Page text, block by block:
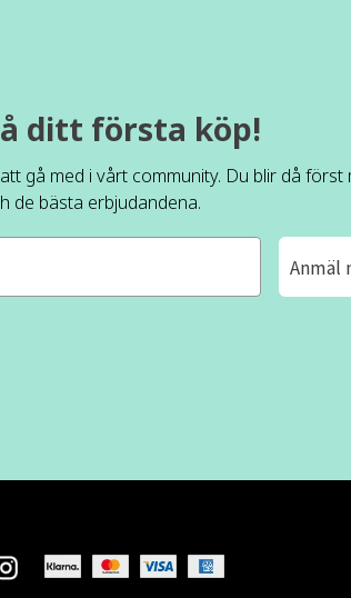
ditt första köp!
gå med i vårt community. Du blir då först
de bästa erbjudandena.
Anmäl